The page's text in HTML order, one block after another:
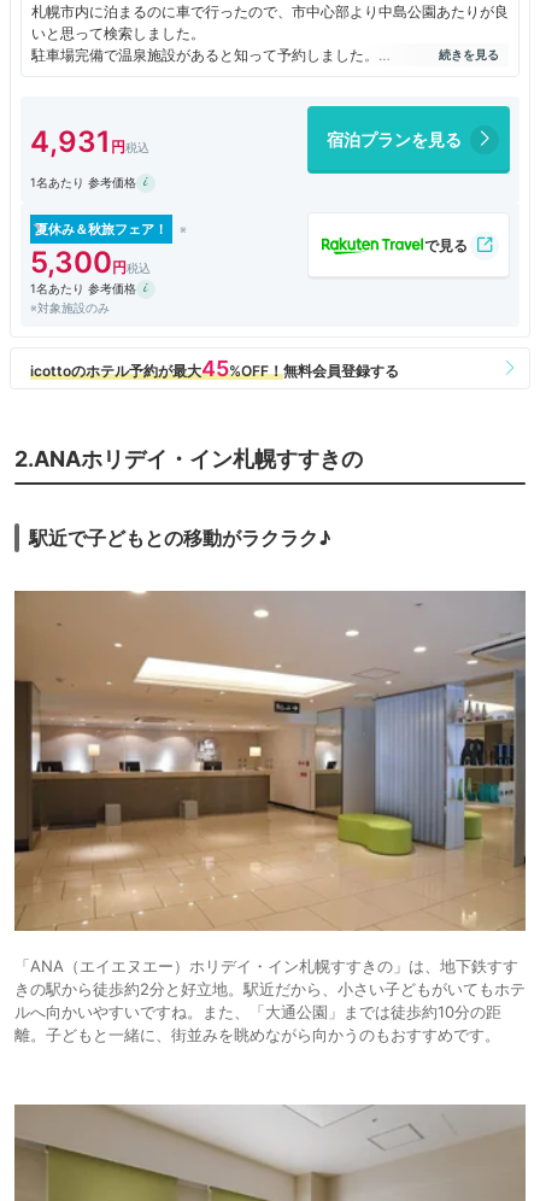
札幌市内に泊まるのに車で行ったので、市中心部より中島公園あたりが良
いと思って検索しました。
駐車場完備で温泉施設があると知って予約しました。
よく札幌コンサートホールキタラに行くので、過去にも中島公園あたりに
何より温泉とサウナがあるのは良かった。
タイミングが合わず素泊まりにしたが、レストランも良い感じだった。
今度札幌に行く機会があったらまた利用したいと思った。
4,931 宿泊プランを見る
1名あたり 参考価格
夏休み＆秋旅フェア！
5,300
1名あたり 参考価格
※対象施設のみ
2.ANAホリデイ・イン札幌すすきの
駅近で子どもとの移動がラクラク♪
「ANA（エイエヌエー）ホリデイ・イン札幌すすきの」は、地下鉄すす
きの駅から徒歩約2分と好立地。駅近だから、小さい子どもがいてもホテ
ルへ向かいやすいですね。また、「大通公園」までは徒歩約10分の距
離。子どもと一緒に、街並みを眺めながら向かうのもおすすめです。